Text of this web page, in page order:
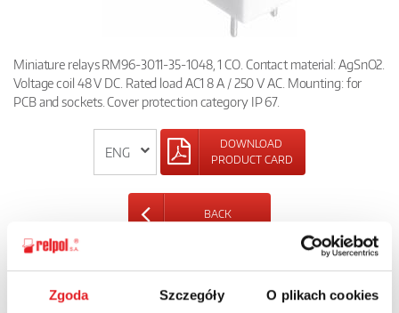
Zgoda Szczegóły O plikach cookies
Miniature relays RM96-3011-35-1048, 1 CO. Contact material: AgSnO2.
Voltage coil 48 V DC. Rated load AC1 8 A / 250 V AC. Mounting: for
PCB and sockets. Cover protection category IP 67.
DOWNLOAD
PRODUCT CARD
BACK